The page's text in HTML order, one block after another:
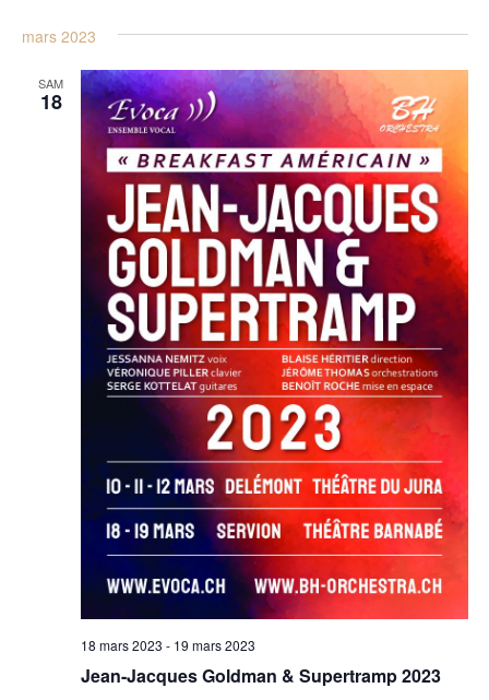
mars 2023
SAM
18
Jean-Jacques Goldman & Supertramp 2023
18 mars 2023 - 19 mars 2023